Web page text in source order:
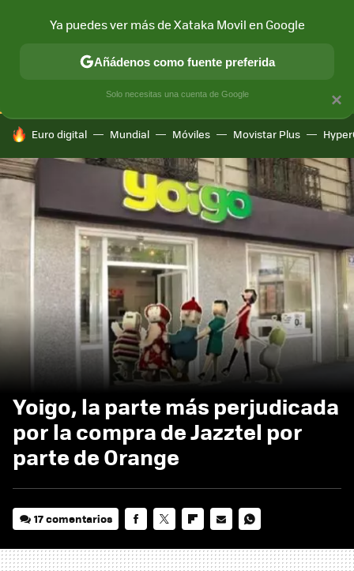
CONECTIVIDAD MÓVIL Y SOCIEDAD APLICACIONES
HOY SE HABLA DE
Euro digital Mundial Móviles Movistar Plus
Yoigo, la parte más perjudicada
por la compra de Jazztel por
parte de Orange
17 comentarios
MAIL
×
Ya puedes ver más de Xataka Movil en Google
Añádenos como fuente preferida
Solo necesitas una cuenta de Google